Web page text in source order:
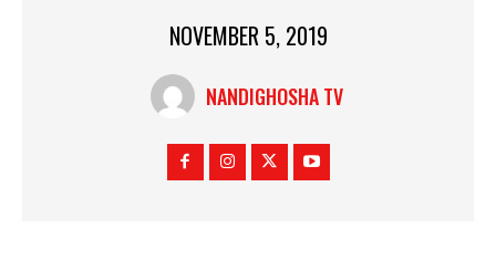
NOVEMBER 5, 2019
NANDIGHOSHA TV